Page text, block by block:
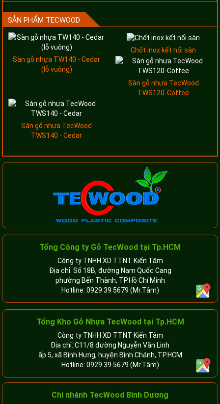
SẢN PHẨM TECWOOD
Sàn gỗ nhựa TW140 - Cedar
(lỗ vuông)
Chốt inox kết nối sàn
Sàn gỗ nhựa TecWood
TWS120-Coffee
Sàn gỗ nhựa TecWood
TWS140 - Cedar
Tổng Công ty Gỗ TecWood tại Tp.HCM
Công ty TNHH XD TTNT Kiến Tâm
Địa chỉ: Số 18B, đường Nam Quốc Cang
phường Bến Thành, TP.Hồ Chí Minh
Hotline: 0929 39 5679 (Mr.Tâm)
Tổng Kho Gỗ Nhựa TecWood tại Tp.HCM
Công ty TNHH XD TTNT Kiến Tâm
Địa chỉ: C11/8 đường Nguyễn Văn Linh
ấp 5, xã Bình Hưng, huyện Bình Chánh, TP.HCM
Hotline: 0929 39 5679 (Mr.Tâm)
Chi nhánh TecWood Bình Dương